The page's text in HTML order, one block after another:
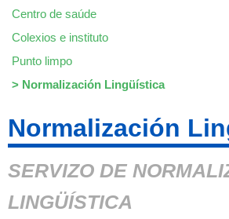
Centro de saúde
Colexios e instituto
Punto limpo
> Normalización Lingüística
Normalización
SERVIZO DE
LINGÜÍSTICA